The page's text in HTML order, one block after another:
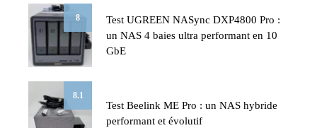
8
Test UGREEN NASync DXP4800 Pro :
un NAS 4 baies ultra performant en 10
GbE
8.1
Test Beelink ME Pro : un NAS hybride
performant et évolutif